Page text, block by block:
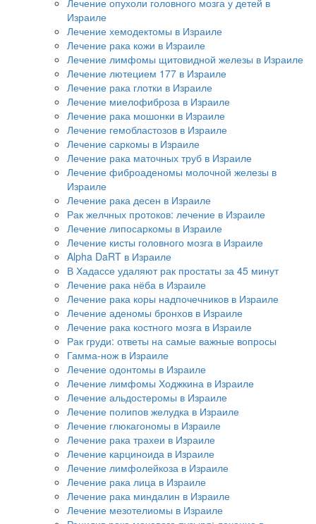
Израиле
Лечение хемодектомы в Израиле
Лечение рака кожи в Израиле
Лечение лимфомы щитовидной железы в Израиле
Лечение лютецием 177 в Израиле
Лечение рака глотки в Израиле
Лечение миелофиброза в Израиле
Лечение рака мошонки в Израиле
Лечение гемобластозов в Израиле
Лечение саркомы в Израиле
Лечение рака маточных труб в Израиле
Лечение фиброаденомы молочной железы в
Израиле
Лечение рака десен в Израиле
Рак желчных протоков: лечение в Израиле
Лечение липосаркомы в Израиле
Лечение кисты головного мозга в Израиле
Alpha DaRT в Израиле
В Хадассе удаляют рак простаты за 45 минут
Лечение рака нёба в Израиле
Лечение рака коры надпочечников в Израиле
Лечение аденомы бронхов в Израиле
Лечение рака костного мозга в Израиле
Рак груди: ответы на самые важные вопросы
Гамма-нож в Израиле
Лечение одонтомы в Израиле
Лечение лимфомы Ходжкина в Израиле
Лечение альдостеромы в Израиле
Лечение полипов желудка в Израиле
Лечение глюкагономы в Израиле
Лечение рака трахеи в Израиле
Лечение карциноида в Израиле
Лечение лимфолейкоза в Израиле
Лечение рака лица в Израиле
Лечение рака миндалин в Израиле
Лечение мезотелиомы в Израиле